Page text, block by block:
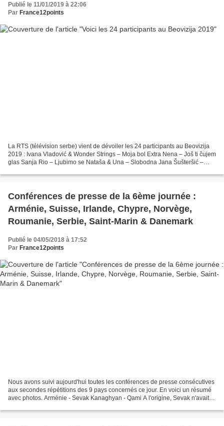
Publié le 11/01/2019 à 22:06
Par France12points
La RTS (télévision serbe) vient de dévoiler les 24 participants au Beovizija
2019 : Ivana Vladović & Wonder Strings – Moja bol Extra Nena – Još ti čujem
glas Sanja Rio – Ljubimo se Nataša & Una – Slobodna Jana Šušteršić –
Conférences de presse de la 6ème journée :
Arménie, Suisse, Irlande, Chypre, Norvège,
Roumanie, Serbie, Saint-Marin & Danemark
Publié le 04/05/2018 à 17:52
Par France12points
Nous avons suivi aujourd'hui toutes les conférences de presse consécutives
aux secondes répétitions des 9 pays concernés ce jour. En voici un résumé
avec photos. Arménie - Sevak Kanaghyan - Qami A l'origine, Sevak n'avait